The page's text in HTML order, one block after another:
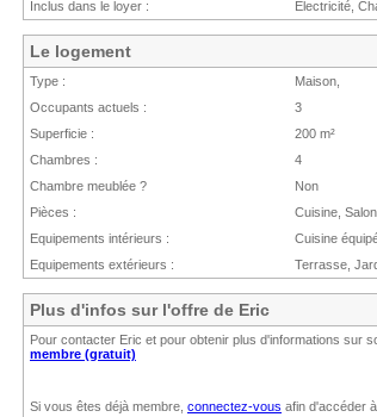
Inclus dans le loyer :
Electricité,
Le logement
Type :
Maison,
Occupants actuels :
3
Superficie :
200 m²
Chambres :
4
Chambre meublée ?
Non
Pièces :
Cuisine,
Equipements intérieurs :
Cuisine
Equipements extérieurs :
Terrasse,
Plus d'infos sur l'offre de Eric
Pour contacter Eric et pour obtenir plus d'informations sur
membre (gratuit)
Si vous êtes déjà membre, connectez-vous afin d'accéder